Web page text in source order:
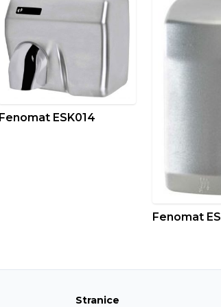
Fenomat ESK014
Fenomat
Stranice